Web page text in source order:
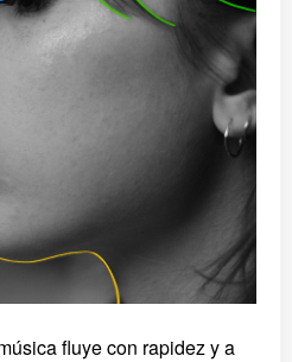
fluye con rapidez y a